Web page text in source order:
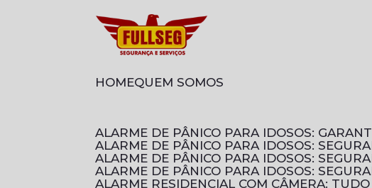
HOME
QUEM SOMOS
ALARME DE PÂNICO PARA IDOSOS:
ALARME DE PÂNICO PARA IDOSOS:
ALARME DE PÂNICO PARA IDOSOS:
ALARME DE PÂNICO PARA IDOSOS:
ALARME RESIDENCIAL COM CÂMERA: